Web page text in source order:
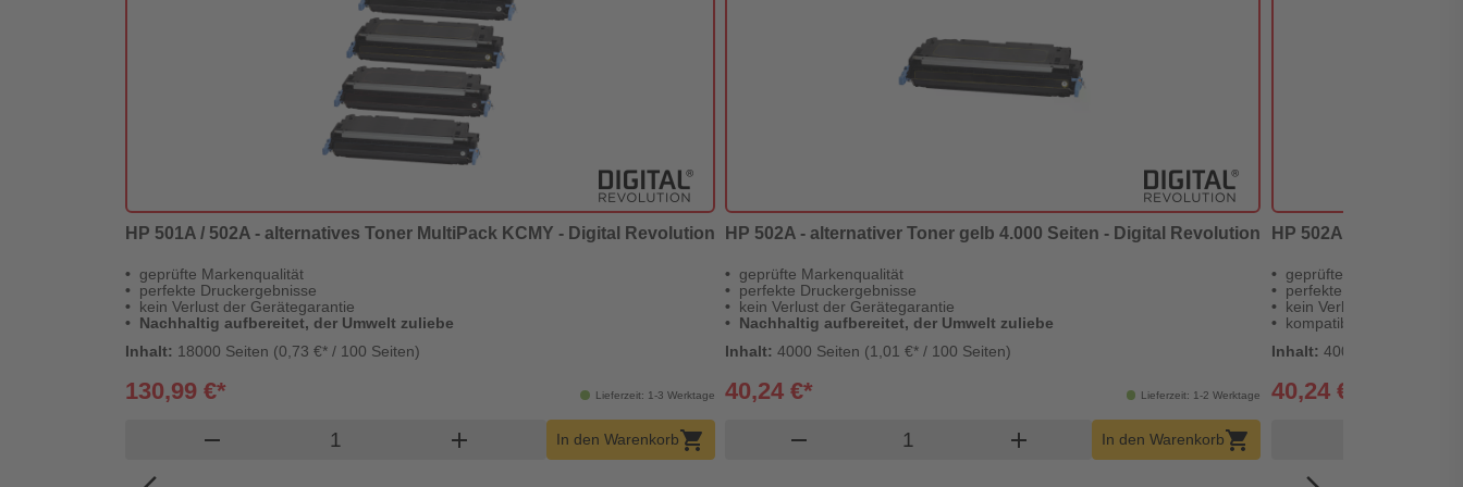
HP 501A / 502A - alternatives Toner MultiPack KCMY - Digital Revolution
geprüfte Markenqualität
perfekte Druckergebnisse
kein Verlust der Gerätegarantie
Nachhaltig aufbereitet, der Umwelt zuliebe
Inhalt: 18000 Seiten (0,73 €* / 100 Seiten)
Lieferzeit: 1-3 Werktage
130,99 €*
remove Produkt Warenkorb Menge
add In den Warenkorbshopping_cart
HP 502A - alternativer Toner gelb 4.000 Seiten - Digital Revolution
geprüfte Markenqualität
perfekte Druckergebnisse
kein Verlust der Gerätegarantie
Nachhaltig aufbereitet, der Umwelt zuliebe
Inhalt:4000 Seiten (1,01 €* / 100 Seiten)
Lieferzeit: 1-2 Werktage
40,24 €*
remove Produkt Warenkorb Menge
add In den Warenkorbshopping_cart
HP 502A - alternativer
geprüfte Markenqualität
perfekte Druckergebnisse
kein Verlust der
kompatibler Toner
Inhalt: 4000 Seiten (1,01
40,24 €*